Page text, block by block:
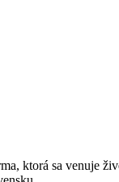
ktorá sa venuje